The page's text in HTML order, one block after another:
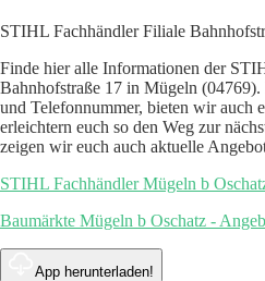
STIHL Fachhändler Filiale
Finde hier alle Informationen der
Bahnhofstraße 17 in Mügeln
und Telefonnummer, bieten wir auch
erleichtern euch so den Weg zur
zeigen wir euch auch aktuelle
STIHL Fachhändler Mügeln b
Baumärkte Mügeln b Oschatz -
App herunterladen!